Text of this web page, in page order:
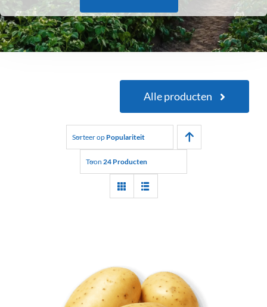
Alle producten
Sorteer op Populariteit
Toon 24 Producten